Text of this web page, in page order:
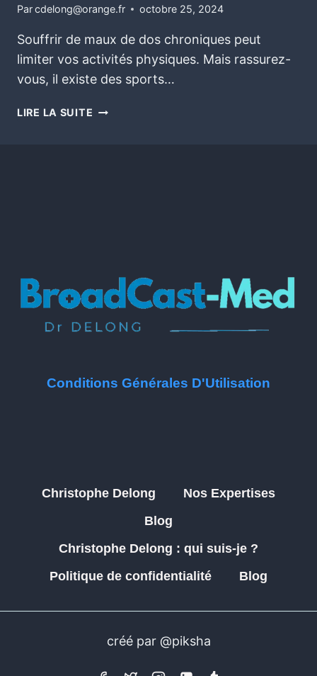
Parcdelong@orange.fr octobre 25, 2024
Souffrir de maux de dos chroniques peut
limiter vos activités physiques. Mais rassurez-
vous, il existe des sports…
LIRE LA SUITE
Conditions Générales D'Utilisation
Christophe Delong
Nos Expertises
Blog
Christophe Delong : qui suis-je ?
Politique de confidentialité
Blog
créé par @piksha